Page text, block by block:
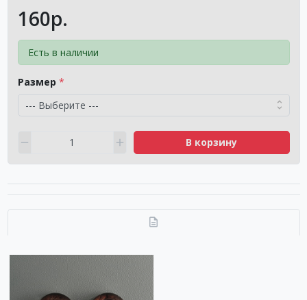
160р.
Есть в наличии
Размер
В корзину